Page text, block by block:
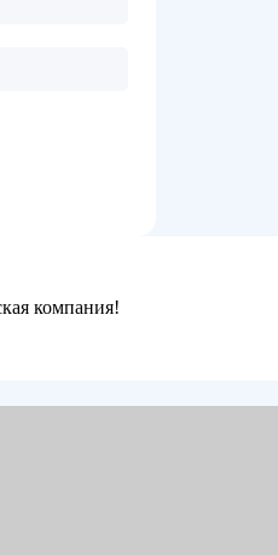
компания!